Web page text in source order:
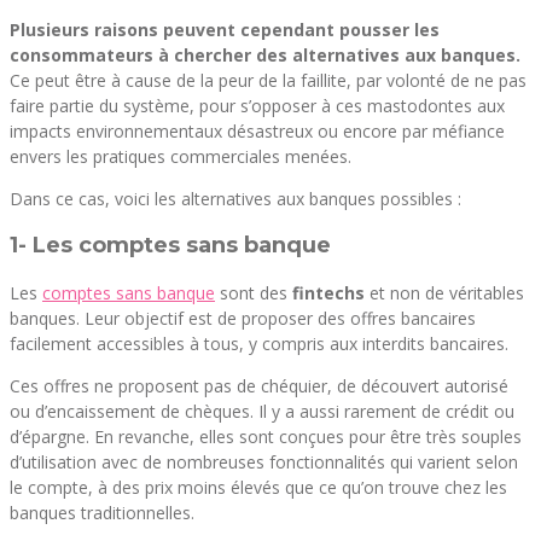
Plusieurs raisons peuvent cependant pousser les
consommateurs à chercher des alternatives aux banques.
Ce peut être à cause de la peur de la faillite, par volonté de ne pas
faire partie du système, pour s’opposer à ces mastodontes aux
impacts environnementaux désastreux ou encore par méfiance
envers les pratiques commerciales menées.
Dans ce cas, voici les alternatives aux banques possibles :
1- Les comptes sans banque
Les comptes sans banque sont des fintechs et non de véritables
banques. Leur objectif est de proposer des offres bancaires
facilement accessibles à tous, y compris aux interdits bancaires.
Ces offres ne proposent pas de chéquier, de découvert autorisé
ou d’encaissement de chèques. Il y a aussi rarement de crédit ou
d’épargne. En revanche, elles sont conçues pour être très souples
d’utilisation avec de nombreuses fonctionnalités qui varient selon
le compte, à des prix moins élevés que ce qu’on trouve chez les
banques traditionnelles.